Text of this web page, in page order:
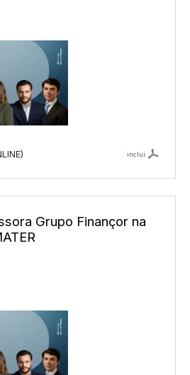
inclui
Grupo Finançor na